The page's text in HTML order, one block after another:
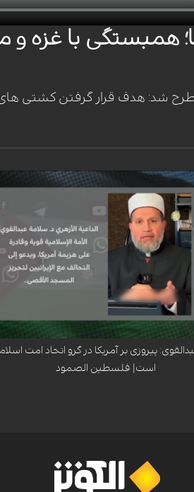
همبستگی با غزه و
شد: هدف قرار گرفتن کشتی
عالم برجسته اهل سنت و داعیه‌دار ازهري، با تأکید بر
اعلام کرد که این امت قادر به شکست آمریکا
با ایران را راهکاری کلیدی برای آزادسازی
جهانی دانست.
پیروزی بر آمریکا در گرو اتحاد امت
است| فلسطين الصمود